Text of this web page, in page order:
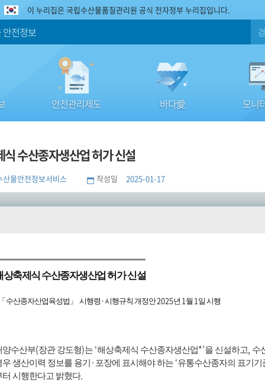
이 누리집은 국립수산물품질관리원 공식 전자정부 누리집입니다.
안전정보
안전관리제도 바다愛 모니
수산종자생산업 허가 신설
산물안전정보서비스 작성일 2025-01-17
상축제식 수산종자생산업 허가 신설
수산종자산업육성법 」 시행령 ·시행규칙 개정안2025년 1월 1일 시행
양수산부(장관 강도형)는 ‘해상축제식 수산종자생산업*’을 신설하고, 수
우 생산이력 정보를 용기 · 포장에 표시해야 하는 ‘유통수산종자의 표기기
터 시행한다고 밝혔다.